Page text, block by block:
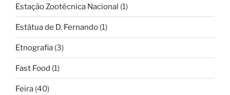
Estação Zootécnica Nacional (1)
Estátua de D. Fernando (1)
Etnografia (3)
Fast Food (1)
Feira (40)